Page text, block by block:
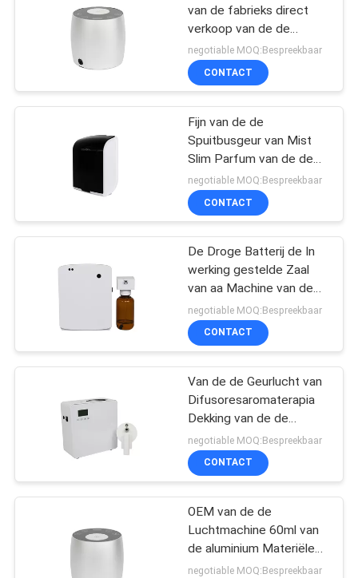
van de fabrieks direct
verkoop van de de
verspreiderolie mini de
verspreider60ml
aluminium
negotiable MOQ:Bespreekbaar
CONTACT
Fijn van de de
Spuitbusgeur van Mist
Slim Parfum van de de
Luchtmachine Fcc van
Rohs Plastic
Goedkeuringsaroma
negotiable MOQ:Bespreekbaar
CONTACT
De Droge Batterij de In
werking gestelde Zaal
van aa Machine van de
Luchtverfrissing, de
Machine van de
Geurverspreider voor
negotiable MOQ:Bespreekbaar
CONTACT
Van de de Geurlucht van
Difusoresaromaterapia
Dekking van de de
Machine500ml de Witte
800-1200m3 Geur
negotiable MOQ:Bespreekbaar
CONTACT
OEM van de de
Luchtmachine 60ml van
de aluminium Materiële
Geur Mini Witte
negotiable MOQ:Bespreekbaar